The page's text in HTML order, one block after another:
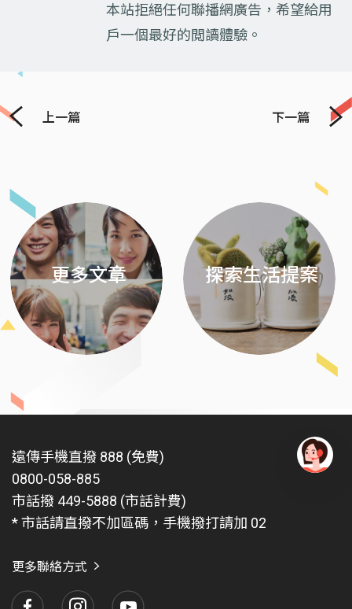
本站拒絕任何聯播網廣告，希望給用
戶一個最好的閲讀體驗。
上一篇 下一篇
更多文章 探索生活提案
遠傳手機直撥 888 (免費)
0800-058-885
市話撥 449-5888 (市話計費)
* 市話請直撥不加區碼，手機撥打請加 02
更多聯絡方式